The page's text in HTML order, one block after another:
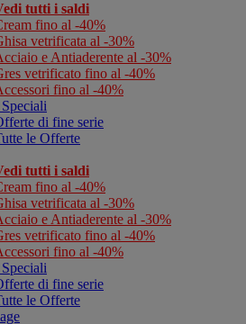
tutti i saldi
fino al -40%
vetrificata al -30%
e Antiaderente al -30%
vetrificato fino al -40%
fino al -40%
di fine serie
le Offerte
tutti i saldi
fino al -40%
vetrificata al -30%
e Antiaderente al -30%
vetrificato fino al -40%
fino al -40%
di fine serie
le Offerte